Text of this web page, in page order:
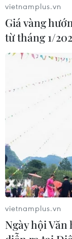
Thủ tướng:
mạng của
20/09/2022 14:03
Thủ tướng
vietnamplus.vn
Giá vàng
từ tháng 1/
vietnamplus.vn
Ngày hội